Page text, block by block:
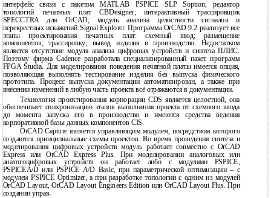
интерфейс связи с пакетом MATLAB PSPICE SLP Soption; редактор
топологий печатных плат CBDesigner; интерактивный трассировщик
SPECCTRA для OrCAD; модуль анализа целостности сигналов и
перекрестных искажений Signal Explorer. Программа OrCAD 9.2 реализует все
этапы проектирования печатных плат: схемный ввод; размещение
компонентов; трассировку; вывод изделия в производство. Недостатком
является отсутствие модуля анализа цифровых устройств и синтеза ПЛИС.
Поэтому фирма Cadence разработала специализированный пакет программ
FPGA Studia. Для моделирования поведения печатной платы имеется опция,
позволяющая выполнять тестирование изделия без выпуска физического
прототипа. Процесс выпуска документации автоматизирован, а также при
внесении изменений в любую часть проекта всё отражаются в документации.
Технология проектирования корпорации CDS является целостной, она
обеспечивает синхронизацию этапов выполнения проекта от схемного ввода
до момента запуска его в производство и имеются средства ведения
корпоративной базы данных компонентов CIS.
OrCAD Capture является управляющим модулем, посредством которого
создаются принципиальные схемы проектов. Во время проведения синтеза и
моделирования цифровых устройств модуль работает совместно с OrCAD
Express или OrCAD Express Plus. При моделировании аналоговых или
аналогоцифровых устройств он работает либо с модулями PSPICE,
PSPICEA/D или PSPICE A/D Basic, при параметрической оптимизации – с
модулем PSPICE Optimizer, а при разработке топологии с одним из модулей
OrCAD Layout, OrCAD Layout Engineers Edition или OrCAD Layout Plus. При
создании управ-